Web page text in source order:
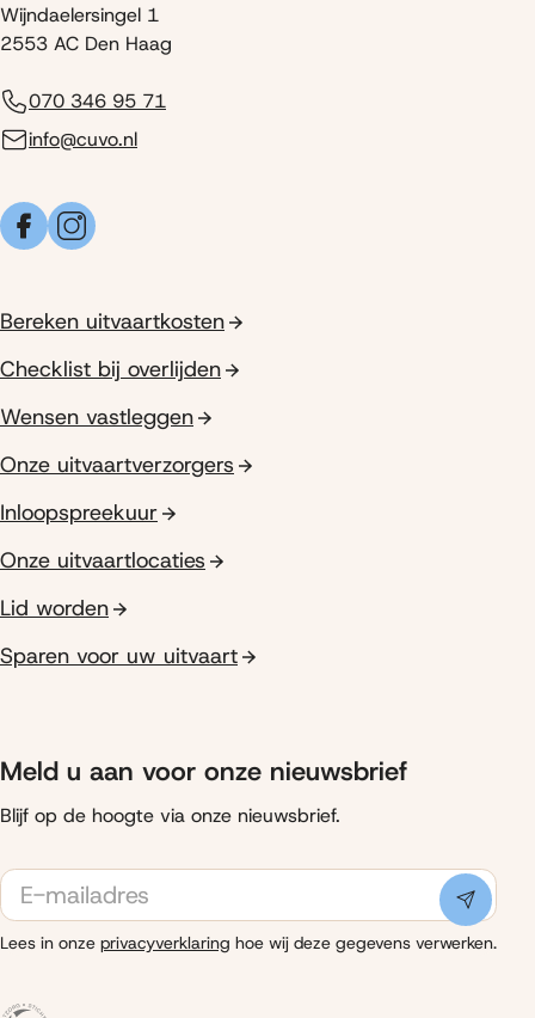
Wijndaelersingel 1
2553 AC Den Haag
070 346 95 71
info@cuvo.nl
FacebookInstagram
Bereken uitvaartkosten
Checklist bij overlijden
Wensen vastleggen
Onze uitvaartverzorgers
Inloopspreekuur
Onze uitvaartlocaties
Lid worden
Sparen voor uw uitvaart
Meld u aan voor onze nieuwsbrief
Blijf op de hoogte via onze nieuwsbrief.
E-
mailadres
Lees in onze privacyverklaring hoe wij deze gegevens verwerken.